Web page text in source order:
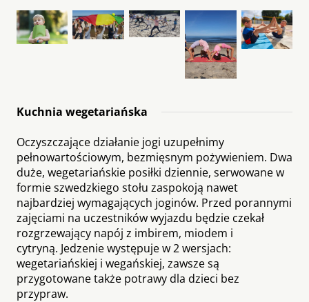
Kuchnia wegetariańska
Oczyszczające działanie jogi uzupełnimy
pełnowartościowym, bezmięsnym pożywieniem. Dwa
duże, wegetariańskie posiłki dziennie, serwowane w
formie szwedzkiego stołu zaspokoją nawet
najbardziej wymagających joginów. Przed porannymi
zajęciami na uczestników wyjazdu będzie czekał
rozgrzewający napój z imbirem, miodem i
cytryną. Jedzenie występuje w 2 wersjach:
wegetariańskiej i wegańskiej, zawsze są
przygotowane także potrawy dla dzieci bez
przypraw.